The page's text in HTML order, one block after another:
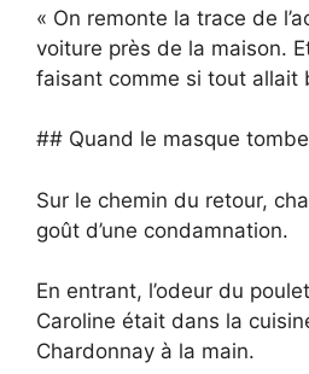
« On remonte la trace de
voiture près de la maison.
faisant comme si tout allait
## Quand le masque tombe
Sur le chemin du retour,
goût d’une condamnation.
En entrant, l’odeur du
Caroline était dans la
Chardonnay à la main.